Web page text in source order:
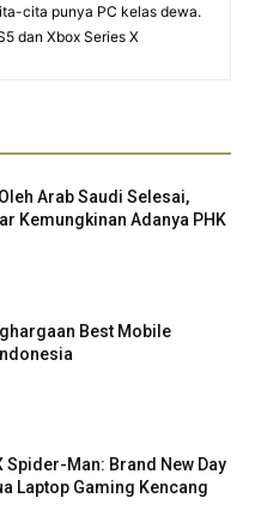
cita punya PC kelas dewa.
dan Xbox Series X
Arab Saudi Selesai,
Kemungkinan Adanya PHK
Best Mobile
Spider-Man: Brand New Day
Laptop Gaming Kencang